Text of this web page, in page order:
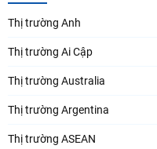
Thị trường Anh
Thị trường Ai Cập
Thị trường Australia
Thị trường Argentina
Thị trường ASEAN